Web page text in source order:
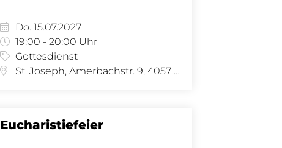
Do. 15.07.2027
19:00 - 20:00 Uhr
Gottesdienst
St. Joseph, Amerbachstr. 9, 4057 Basel
Eucharistiefeier